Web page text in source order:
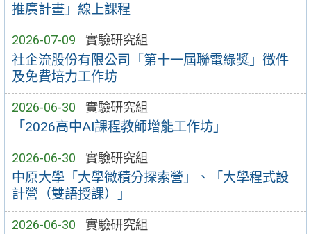
推廣計畫」線上課程
2026-07-09 實驗研究組
社企流股份有限公司「第十一屆聯電綠獎」徵件
及免費培力工作坊
2026-06-30 實驗研究組
「2026高中AI課程教師增能工作坊」
2026-06-30 實驗研究組
中原大學「大學微積分探索營」、「大學程式設
計營（雙語授課）」
2026-06-30 實驗研究組